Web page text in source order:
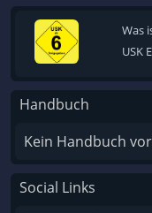
Was
USK
Handbuch
Kein Handbuch
Social Links